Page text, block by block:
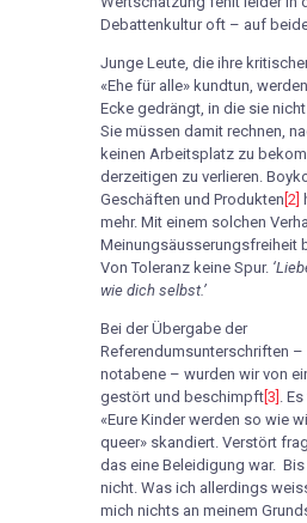
Debattenkultur oft – auf
Junge Leute, die ihre
«Ehe für alle» kundtun,
Ecke gedrängt, in die sie
Sie müssen damit rechnen,
keinen Arbeitsplatz zu
derzeitigen zu verlieren.
Geschäften und Produkten [2]
mehr. Mit einem solchen
Meinungsäusserungsfreiheit
Von Toleranz keine Spur.
wie dich selbst.’
Bei der Übergabe der
Referendumsunterschriften –
notabene – wurden wir von
gestört und beschimpft [3] .
«Eure Kinder werden so wie
queer» skandiert. Verstört
das eine Beleidigung war.
nicht. Was ich allerdings
mich nichts an meinem